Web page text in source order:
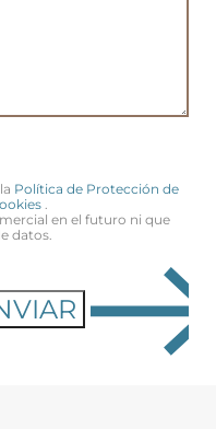
Política de Protección de
.
en el futuro ni que
datos.